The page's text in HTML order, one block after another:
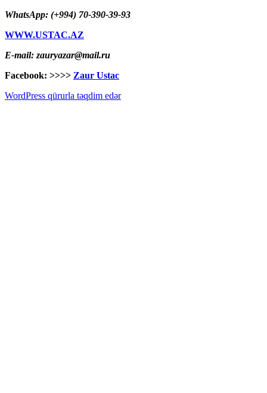
WhatsApp: (+994) 70-390-39-93
WWW.USTAC.AZ
E-mail: zauryazar@mail.ru
Facebook: >>>> Zaur Ustac
WordPress qürurla təqdim edər